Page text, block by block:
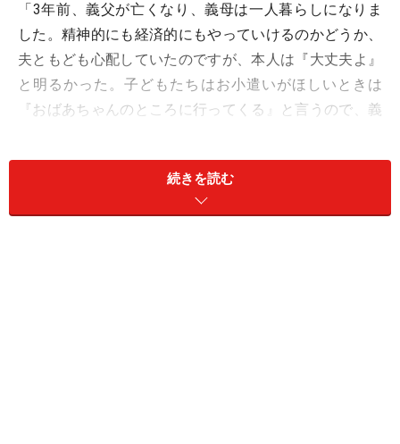
「3年前、義父が亡くなり、義母は一人暮らしになりま
した。精神的にも経済的にもやっていけるのかどうか、
夫ともども心配していたのですが、本人は『大丈夫よ』
と明るかった。子どもたちはお小遣いがほしいときは
『おばあちゃんのところに行ってくる』と言うので、義
次女はお小遣いより義母の家の近くにあるカフェのパフ
ェが目当てだったようです」
続きを読む